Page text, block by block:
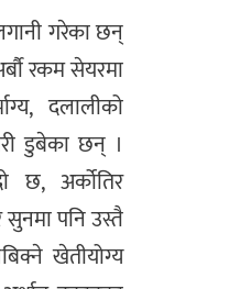
गरेका छन्
रकम सेयरमा
दलालीको
डुबेका छन् ।
छ, अर्कोतिर
सुनमा पनि उस्तै
खेतीयोग्य